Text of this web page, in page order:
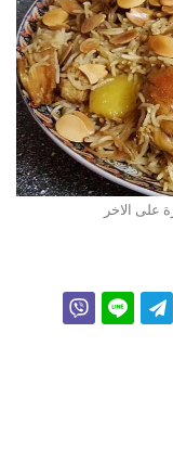
على الاخر